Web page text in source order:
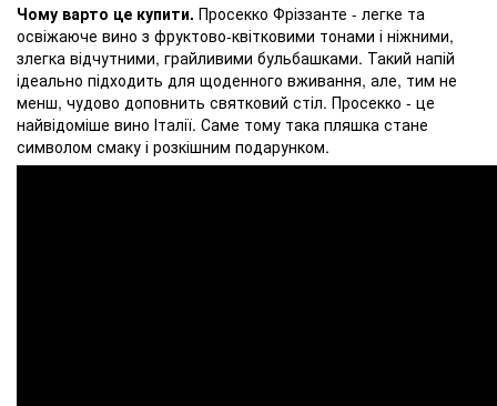
Чому варто це купити. Просекко Фріззанте - легке та
освіжаюче вино з фруктово-квітковими тонами і ніжними,
злегка відчутними, грайливими бульбашками. Такий напій
ідеально підходить для щоденного вживання, але, тим не
менш, чудово доповнить святковий стіл. Просекко - це
найвідоміше вино Італії. Саме тому така пляшка стане
символом смаку і розкішним подарунком.